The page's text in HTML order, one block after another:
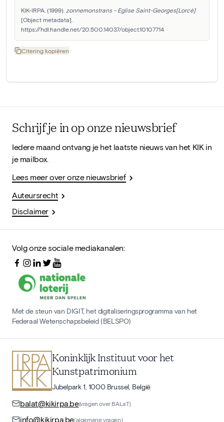
KIK-IRPA. (1999). zonnemonstrans - Eglise Saint-Georges[Lorcé]
[Object metadata].
https://hdl.handle.net/20.500.14037/object.10107714
Citering kopiëren
Schrijf je in op onze nieuwsbrief
Iedere maand ontvang je het laatste nieuws van het KIK in
je mailbox.
Lees meer over onze nieuwsbrief
Auteursrecht
Disclaimer
Volg onze sociale mediakanalen:
Met de steun van DIGIT, het digitaliseringsprogramma van het
Federaal Wetenschapsbeleid (BELSPO)
Koninklijk Instituut voor het
Kunstpatrimonium
Jubelpark 1, 1000 Brussel, België
balat@kikirpa.be(vragen over BALaT)
info@kikirpa.be(algemene vragen)